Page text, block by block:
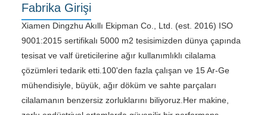
Fabrika Girişi
Xiamen Dingzhu Akıllı Ekipman Co., Ltd. (est. 2016) ISO
9001:2015 sertifikalı 5000 m2 tesisimizden dünya çapında
tesisat ve valf üreticilerine ağır kullanımlıklı cilalama
çözümleri tedarik etti.100'den fazla çalışan ve 15 Ar-Ge
mühendisiyle, büyük, ağır döküm ve sahte parçaları
cilalamanın benzersiz zorluklarını biliyoruz.Her makine,